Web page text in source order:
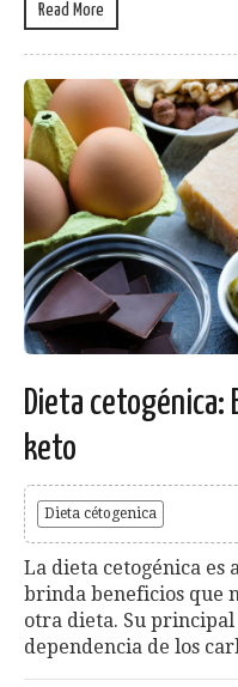
Read More
Dieta cetogénica:
keto
Dieta cétogenica
La dieta cetogénica es
brinda beneficios que
otra dieta. Su
dependencia de los